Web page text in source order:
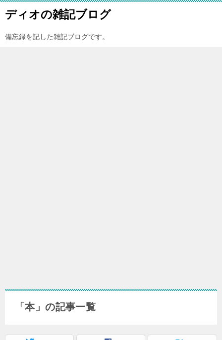
ディオの雑記ブログ
備忘録を記した雑記ブログです。
「本」の記事一覧